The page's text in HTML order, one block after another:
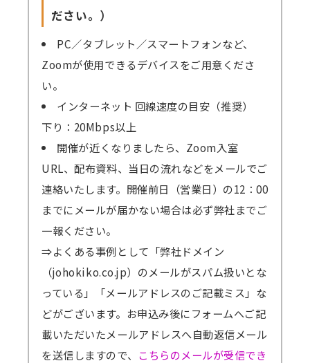
ださい。）
PC／タブレット／スマートフォンなど、
Zoomが使用できるデバイスをご用意くださ
い。
インターネット 回線速度の目安（推奨）
下り：20Mbps以上
開催が近くなりましたら、Zoom入室
URL、配布資料、当日の流れなどをメールでご
連絡いたします。開催前日（営業日）の12：00
までにメールが届かない場合は必ず弊社までご
一報ください。
⇒よくある事例として「弊社ドメイン
（johokiko.co.jp）のメールがスパム扱いとな
っている」「メールアドレスのご記載ミス」な
どがございます。お申込み後にフォームへご記
載いただいたメールアドレスへ自動返信メール
を送信しますので、 こちらのメールが受信でき